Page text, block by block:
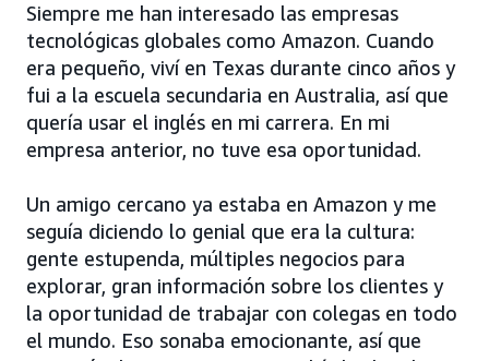
Siempre me han interesado las empresas
tecnológicas globales como Amazon. Cuando
era pequeño, viví en Texas durante cinco años y
fui a la escuela secundaria en Australia, así que
quería usar el inglés en mi carrera. En mi
empresa anterior, no tuve esa oportunidad.
Un amigo cercano ya estaba en Amazon y me
seguía diciendo lo genial que era la cultura:
gente estupenda, múltiples negocios para
explorar, gran información sobre los clientes y
la oportunidad de trabajar con colegas en todo
el mundo. Eso sonaba emocionante, así que